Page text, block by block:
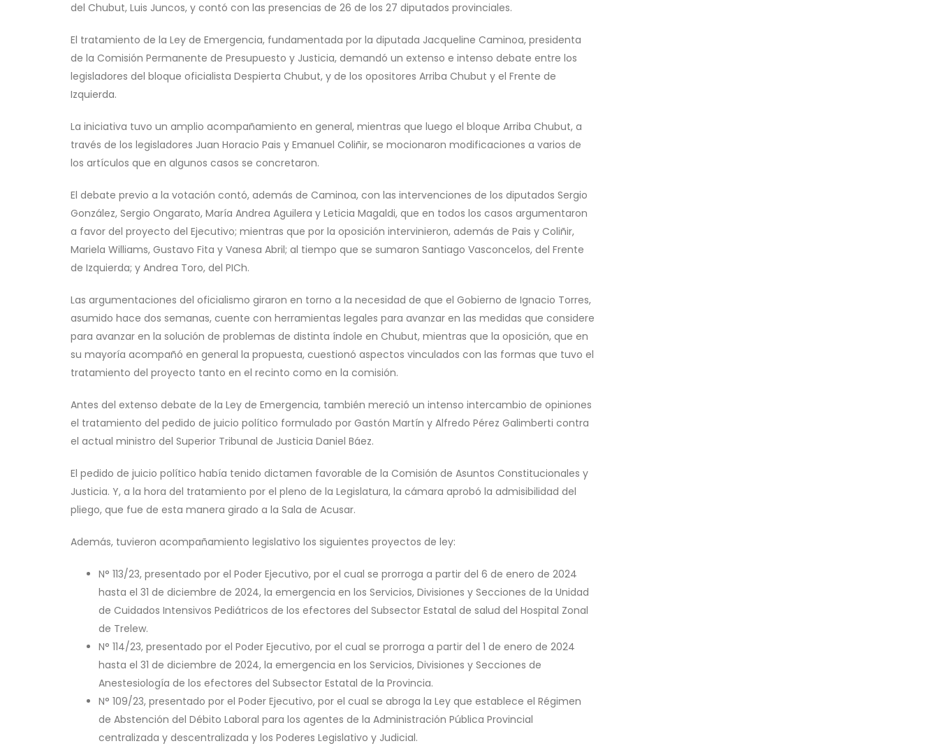
del Chubut, Luis Juncos, y contó con las presencias de 26 de los 27 diputados provinciales.
El tratamiento de la Ley de Emergencia, fundamentada por la diputada Jacqueline Caminoa, presidenta
de la Comisión Permanente de Presupuesto y Justicia, demandó un extenso e intenso debate entre los
legisladores del bloque oficialista Despierta Chubut, y de los opositores Arriba Chubut y el Frente de
Izquierda.
La iniciativa tuvo un amplio acompañamiento en general, mientras que luego el bloque Arriba Chubut, a
través de los legisladores Juan Horacio Pais y Emanuel Coliñir, se mocionaron modificaciones a varios de
los artículos que en algunos casos se concretaron.
El debate previo a la votación contó, además de Caminoa, con las intervenciones de los diputados Sergio
González, Sergio Ongarato, María Andrea Aguilera y Leticia Magaldi, que en todos los casos argumentaron
a favor del proyecto del Ejecutivo; mientras que por la oposición intervinieron, además de Pais y Coliñir,
Mariela Williams, Gustavo Fita y Vanesa Abril; al tiempo que se sumaron Santiago Vasconcelos, del Frente
de Izquierda; y Andrea Toro, del PICh.
Las argumentaciones del oficialismo giraron en torno a la necesidad de que el Gobierno de Ignacio Torres,
asumido hace dos semanas, cuente con herramientas legales para avanzar en las medidas que considere
para avanzar en la solución de problemas de distinta índole en Chubut, mientras que la oposición, que en
su mayoría acompañó en general la propuesta, cuestionó aspectos vinculados con las formas que tuvo el
tratamiento del proyecto tanto en el recinto como en la comisión.
Antes del extenso debate de la Ley de Emergencia, también mereció un intenso intercambio de opiniones
el tratamiento del pedido de juicio político formulado por Gastón Martín y Alfredo Pérez Galimberti contra
el actual ministro del Superior Tribunal de Justicia Daniel Báez.
El pedido de juicio político había tenido dictamen favorable de la Comisión de Asuntos Constitucionales y
Justicia. Y, a la hora del tratamiento por el pleno de la Legislatura, la cámara aprobó la admisibilidad del
pliego, que fue de esta manera girado a la Sala de Acusar.
Además, tuvieron acompañamiento legislativo los siguientes proyectos de ley:
N° 113/23, presentado por el Poder Ejecutivo, por el cual se prorroga a partir del 6 de enero de 2024
hasta el 31 de diciembre de 2024, la emergencia en los Servicios, Divisiones y Secciones de la Unidad
de Cuidados Intensivos Pediátricos de los efectores del Subsector Estatal de salud del Hospital Zonal
de Trelew.
N° 114/23, presentado por el Poder Ejecutivo, por el cual se prorroga a partir del 1 de enero de 2024
hasta el 31 de diciembre de 2024, la emergencia en los Servicios, Divisiones y Secciones de
Anestesiología de los efectores del Subsector Estatal de la Provincia.
N° 109/23, presentado por el Poder Ejecutivo, por el cual se abroga la Ley que establece el Régimen
de Abstención del Débito Laboral para los agentes de la Administración Pública Provincial
centralizada y descentralizada y los Poderes Legislativo y Judicial.